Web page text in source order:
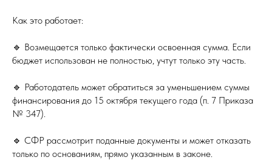
Как это работает:
🔹 Возмещается только фактически освоенная сумма. Если
бюджет использован не полностью, учтут только эту часть.
🔹 Работодатель может обратиться за уменьшением суммы
финансирования до 15 октября текущего года (п. 7 Приказа
№ 347).
🔹 СФР рассмотрит поданные документы и может отказать
только по основаниям, прямо указанным в законе.